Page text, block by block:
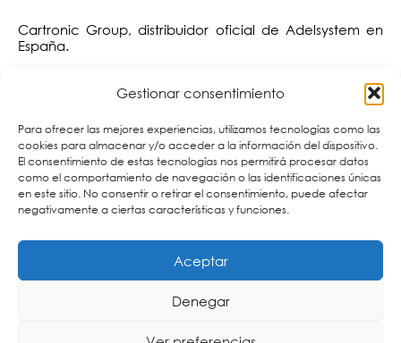
Gestionar consentimiento
Para ofrecer las mejores experiencias, utilizamos tecnologías como las
cookies para almacenar y/o acceder a la información del dispositivo.
El consentimiento de estas tecnologías nos permitirá procesar datos
como el comportamiento de navegación o las identificaciones únicas
en este sitio. No consentir o retirar el consentimiento, puede afectar
negativamente a ciertas características y funciones.
Aceptar
Denegar
Cartronic Group, distribuidor oficial de Adelsystem en
España.
Si te interesa conocer más sobre la nueva solución DC-
Adelsystem, no dudes encontactar con
soluciones para tu proyecto.
Otras publicaciones que pueden interesarte: